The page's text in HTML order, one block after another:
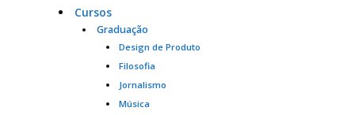
Cursos
Graduação
Design de Produto
Filosofia
Jornalismo
Música